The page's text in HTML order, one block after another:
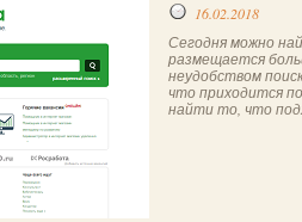
16.02.2018
Сегодня можно
размещается
неудобством
что приходится
найти то, что